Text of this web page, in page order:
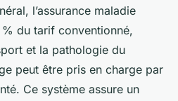
l’assurance maladie
du tarif conventionné,
et la pathologie du
peut être pris en charge par
Ce système assure un